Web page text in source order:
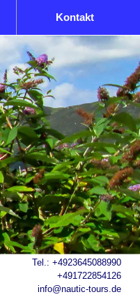
Kontakt
Tel.: +4923645088990
+491722854126
info@nautic-tours.de